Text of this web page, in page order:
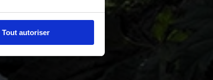
Tout autoriser